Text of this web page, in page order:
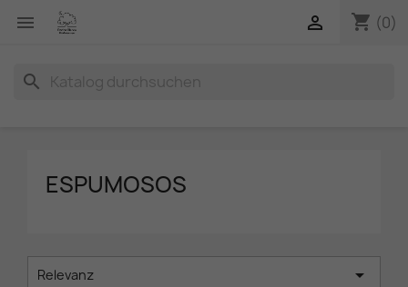
 shopping_cart (0)

search
ESPUMOSOS
Relevanz 